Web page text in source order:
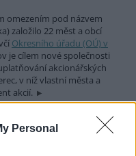
Personal
omezením pod názvem
založilo 22 měst a obcí
Okresního úřadu (OÚ) v
je cílem nové společnosti
akcionářských
v níž vlastní města a
akcií.
sáčků na psí